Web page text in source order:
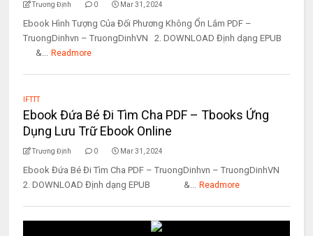
Trương Định 0 Mar 31, 2024
Ebook Hình Tượng Của Đối Phương Không Ổn Lắm PDF –
TruongDinhvn – TruongDinhVN 2. DOWNLOAD Định dạng EPUB
&... Readmore
IFTTT
Ebook Đứa Bé Đi Tìm Cha PDF – Tbooks Ứng
Dụng Lưu Trữ Ebook Online
Trương Định 0 Mar 31, 2024
Ebook Đứa Bé Đi Tìm Cha PDF – TruongDinhvn – TruongDinhVN
2. DOWNLOAD Định dạng EPUB &... Readmore